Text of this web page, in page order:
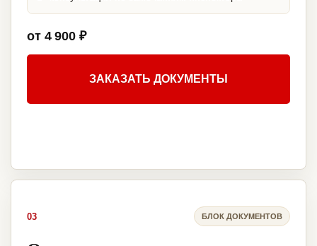
от 4 900 ₽
ЗАКАЗАТЬ ДОКУМЕНТЫ
03 БЛОК ДОКУМЕНТОВ